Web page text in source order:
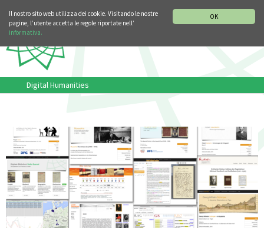
OK
Il nostro sito web utilizza dei cookie. Visitando le nostre
pagine, l’utente accetta le regole riportate nell’
informativa.
Digital Humanities